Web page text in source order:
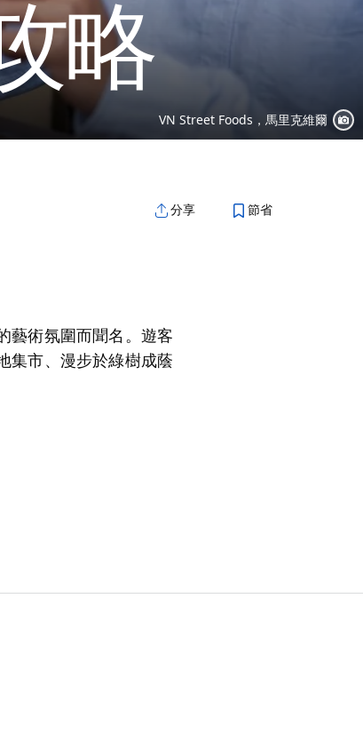
略
VN Street Foods，馬里克維爾
分享 節省
藝術氛圍而聞名。遊客
集市、漫步於綠樹成蔭